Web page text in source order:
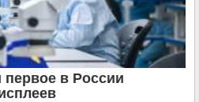
первое в России